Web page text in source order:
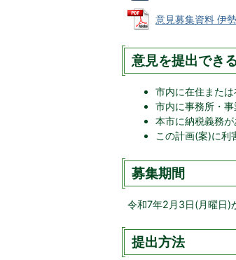
意見募集資料 伊
意見を提出でき
市内に在住また
市内に事務所・
本市に納税義務が
この計画(案)に利
募集期間
令和7年2月3日(月曜日)
提出方法